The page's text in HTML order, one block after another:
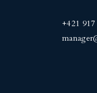
+421